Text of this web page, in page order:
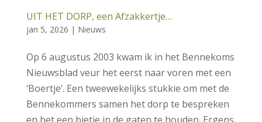
UIT HET DORP, een Afzakkertje…
jan 5, 2026 | Nieuws
Op 6 augustus 2003 kwam ik in het Bennekoms
Nieuwsblad veur het eerst naar voren met een
‘Boertje’. Een tweewekelijks stukkie om met de
Bennekommers samen het dorp te bespreken